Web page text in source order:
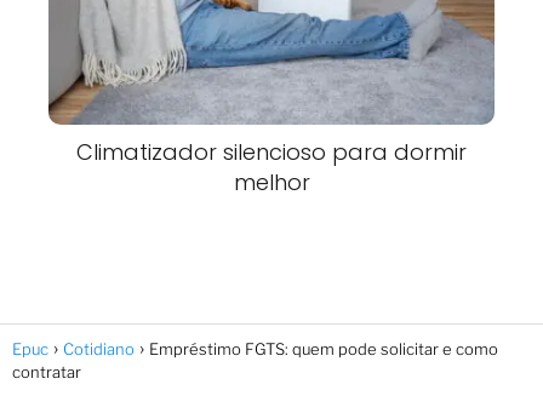
Climatizador silencioso para dormir
melhor
Epuc Cotidiano
Empréstimo FGTS: quem pode solicitar e como
contratar